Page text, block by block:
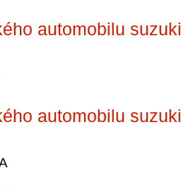
automobilu suzuki
automobilu suzuki